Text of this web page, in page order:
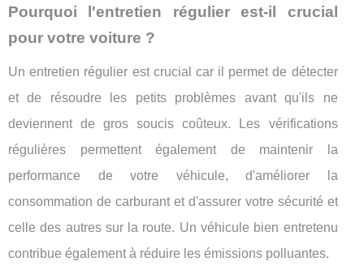
Pourquoi l'entretien régulier est-il crucial
pour votre voiture ?
Un entretien régulier est crucial car il permet de détecter
et de résoudre les petits problèmes avant qu'ils ne
deviennent de gros soucis coûteux. Les vérifications
régulières permettent également de maintenir la
performance de votre véhicule, d'améliorer la
consommation de carburant et d'assurer votre sécurité et
celle des autres sur la route. Un véhicule bien entretenu
contribue également à réduire les émissions polluantes.